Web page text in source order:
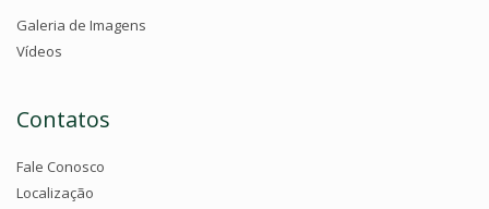
Galeria de Imagens
Vídeos
Contatos
Fale Conosco
Localização